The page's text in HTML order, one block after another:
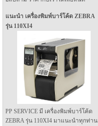
แนะนำ เครื่องพิมพ์บาร์โค้ด ZEBRA
รุ่น 110XI4
PP SERVICE มี เครื่องพิมพ์บาร์โค้ด
ZEBRA รุ่น 110XI4 มาแนะนำทุกท่าน